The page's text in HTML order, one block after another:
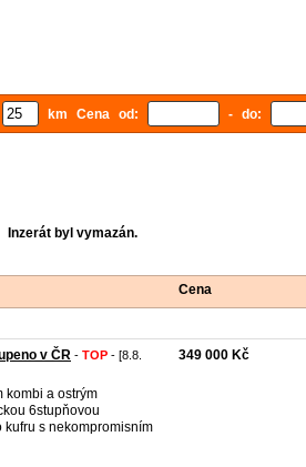
km Cena od: - do:
Inzerát byl vymazán.
Cena
v ČR - TOP - [8.8.
kombi a ostrým
6stupňovou
kufru s nekompromisním
349 000 Kč